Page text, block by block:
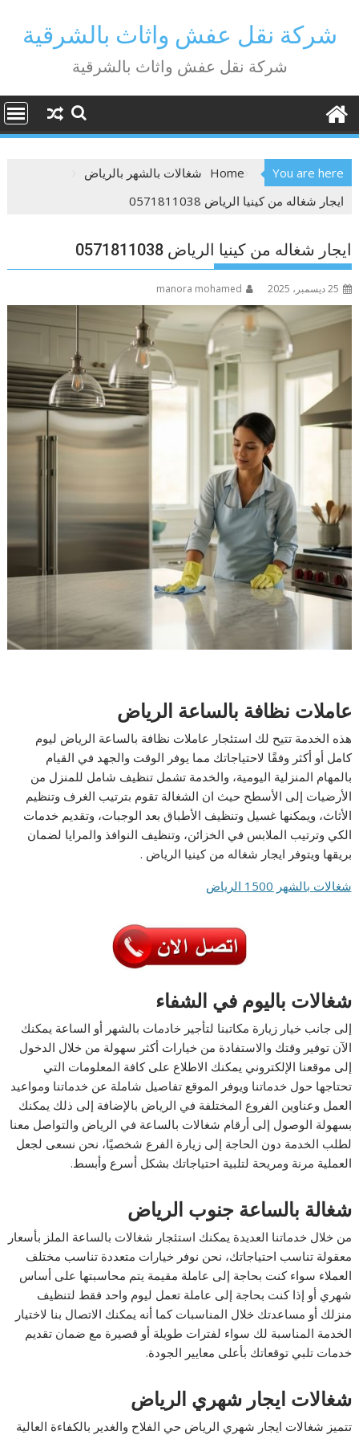
contentشركة نقل عفش واثاث بالشرقية
شركة نقل عفش واثاث بالشرقية
You are here
Home شغالات بالشهر بالرياض
ايجار شغاله من كينيا الرياض 0571811038
ايجار شغاله من كينيا الرياض 0571811038
25 ديسمبر، 2025 manora mohamed
عاملات نظافة بالساعة الرياض
هذه الخدمة تتيح لك استئجار عاملات نظافة بالساعة الرياض ليوم
كامل أو أكثر وفقًا لاحتياجاتك مما يوفر الوقت والجهد في القيام
بالمهام المنزلية اليومية، والخدمة تشمل تنظيف شامل للمنزل من
الأرضيات إلى الأسطح حيث ان الشغالة تقوم بترتيب الغرف وتنظيم
الأثاث، ويمكنها غسيل وتنظيف الأطباق بعد الوجبات، وتقديم خدمات
الكي وترتيب الملابس في الخزائن، وتنظيف النوافذ والمرايا لضمان
بريقها ويتوفر ايجار شغاله من كينيا الرياض .
شغالات بالشهر 1500 الرياض
شغالات باليوم في الشفاء
إلى جانب خيار زيارة مكاتبنا لتأجير خادمات بالشهر أو الساعة يمكنك
الآن توفير وقتك والاستفادة من خيارات أكثر سهولة من خلال الدخول
إلى موقعنا الإلكتروني يمكنك الاطلاع على كافة المعلومات التي
تحتاجها حول خدماتنا ويوفر الموقع تفاصيل شاملة عن خدماتنا ومواعيد
العمل وعناوين الفروع المختلفة في الرياض بالإضافة إلى ذلك يمكنك
بسهولة الوصول إلى أرقام شغالات بالساعة في الرياض والتواصل معنا
لطلب الخدمة دون الحاجة إلى زيارة الفرع شخصيًا، نحن نسعى لجعل
العملية مرنة ومريحة لتلبية احتياجاتك بشكل أسرع وأبسط.
شغالة بالساعة جنوب الرياض
من خلال خدماتنا العديدة يمكنك استئجار شغالات بالساعة الملز بأسعار
معقولة تناسب احتياجاتك، نحن نوفر خيارات متعددة تناسب مختلف
العملاء سواء كنت بحاجة إلى عاملة مقيمة يتم محاسبتها على أساس
شهري أو إذا كنت بحاجة إلى عاملة تعمل ليوم واحد فقط لتنظيف
منزلك أو مساعدتك خلال المناسبات كما أنه يمكنك الاتصال بنا لاختيار
الخدمة المناسبة لك سواء لفترات طويلة أو قصيرة مع ضمان تقديم
خدمات تلبي توقعاتك بأعلى معايير الجودة.
شغالات ايجار شهري الرياض
تتميز شغالات ايجار شهري الرياض حي الفلاح والغدير بالكفاءة العالية